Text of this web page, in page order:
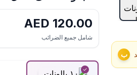
ب
120.00
شامل جميع الضرائب